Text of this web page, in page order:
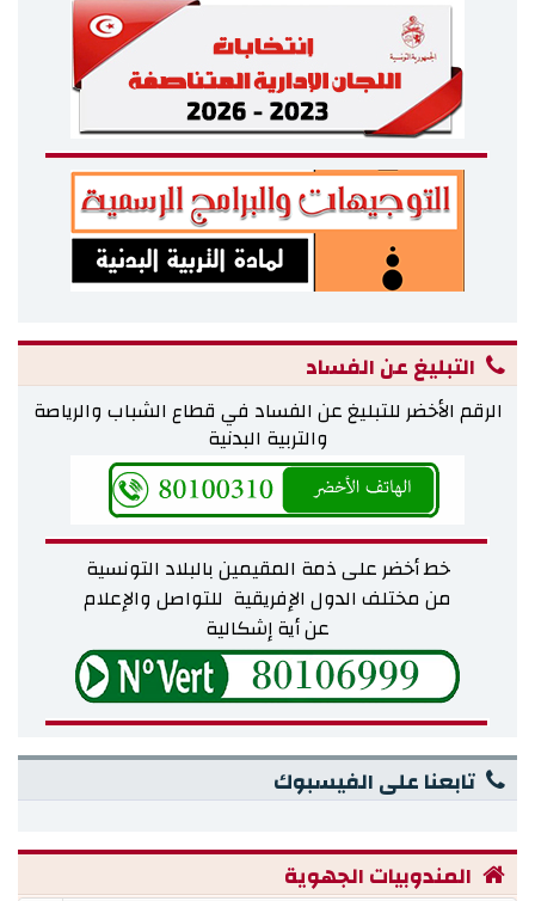
التبليغ عن الفساد
الرقم الأخضر للتبليغ عن الفساد في قطاع الشباب والرياصة
والتربية البدنية
خط أخضر على ذمة المقيمين بالبلاد التونسية
من مختلف الدول الإفريقية للتواصل والإعلام
عن أية إشكالية
تابعنا على الفيسبوك
المندوبيات الجهوية